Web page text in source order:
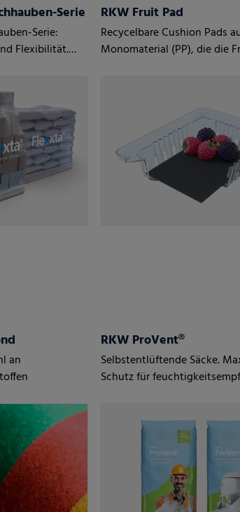
Serie
Serie:
Flexibilität.
RKW Fruit Pad
Recycelbare Cushion Pads
Monomaterial (PP), die die
an
RKW ProVent®
Selbstentlüftende Säcke.
Schutz für